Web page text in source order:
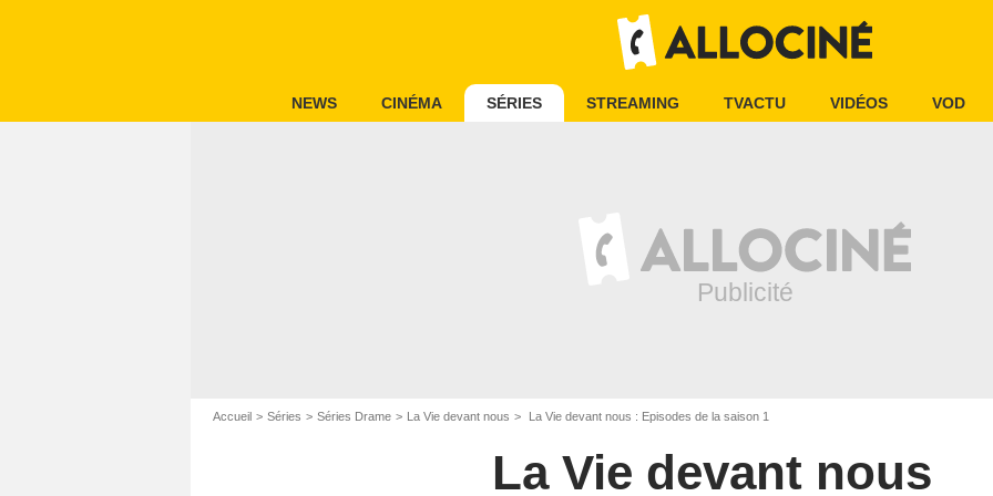
NEWS CINÉMA SÉRIES STREAMING TVACTU VIDÉOS VOD
Accueil Séries Séries Drame La Vie devant nous La Vie devant nous : Episodes de la saison 1
La Vie devant nous